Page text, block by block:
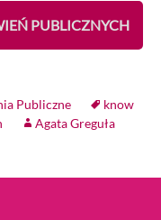
PUBLICZNYCH
Publiczne
know
Agata Greguła